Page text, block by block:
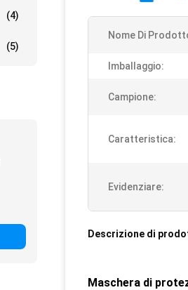
(4)
(5)
Nome Di
Imballaggio:
Campione:
Caratteristica:
Evidenziare:
Descrizione di
Maschera di